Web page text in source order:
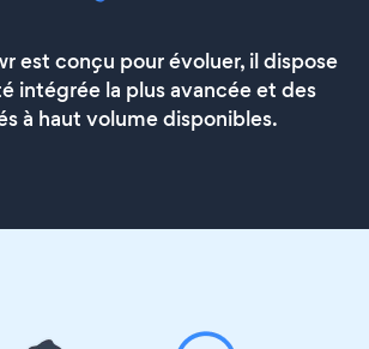
est conçu pour évoluer, il dispose
intégrée la plus avancée et des
à haut volume disponibles.